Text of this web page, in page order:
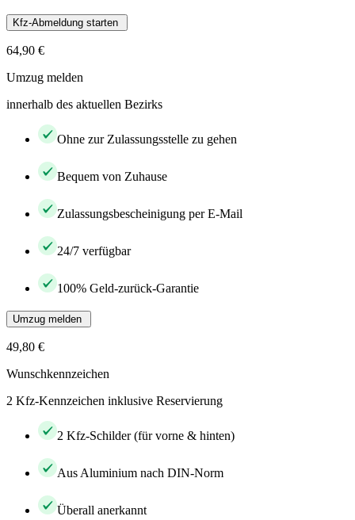
Kfz-Abmeldung starten
64,90 €
Umzug melden
innerhalb des aktuellen Bezirks
Ohne zur Zulassungsstelle zu gehen
Bequem von Zuhause
Zulassungsbescheinigung per E-Mail
24/7 verfügbar
100% Geld-zurück-Garantie
Umzug melden
49,80 €
Wunschkennzeichen
2 Kfz-Kennzeichen inklusive Reservierung
2 Kfz-Schilder (für vorne & hinten)
Aus Aluminium nach DIN-Norm
Überall anerkannt